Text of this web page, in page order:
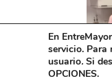
En
servicio. Para
usuario. Si
OPCIONES.